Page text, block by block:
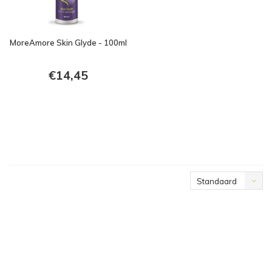
MoreAmore Skin Glyde - 100ml
€14,45
Standaard